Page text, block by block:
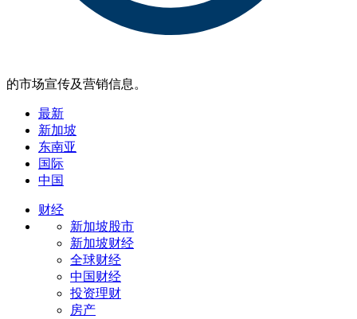
的市场宣传及营销信息。
最新
新加坡
东南亚
国际
中国
财经
新加坡股市
新加坡财经
全球财经
中国财经
投资理财
房产